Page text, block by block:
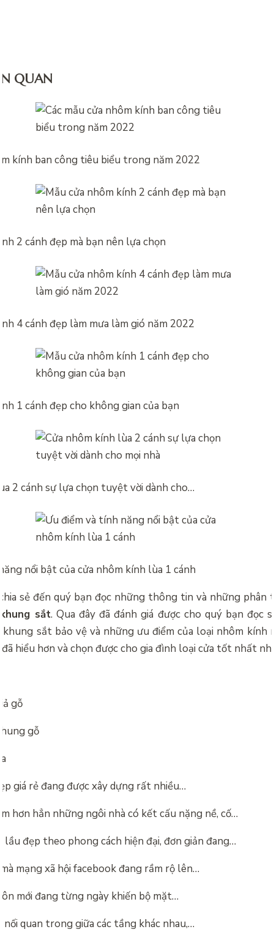
QUAN
kính ban công tiêu biểu trong năm 2022
2 cánh đẹp mà bạn nên lựa chọn
4 cánh đẹp làm mưa làm gió năm 2022
1 cánh đẹp cho không gian của bạn
2 cánh sự lựa chọn tuyệt vời dành cho…
nổi bật của cửa nhôm kính lùa 1 cánh
sẻ đến quý bạn đọc những thông tin và những phân
sắt. Qua đây đã đánh giá được cho quý bạn đọc
sắt bảo vệ và những ưu điểm của loại nhôm kính
hiểu hơn và chọn được cho gia đình loại cửa tốt nhất
gỗ
gỗ
giá rẻ đang được xây dựng rất nhiều…
hơn hẳn những ngôi nhà có kết cấu nặng nề, cố…
đẹp theo phong cách hiện đại, đơn giản đang…
mạng xã hội facebook đang rầm rộ lên…
mới đang từng ngày khiến bộ mặt…
quan trong giữa các tầng khác nhau,…